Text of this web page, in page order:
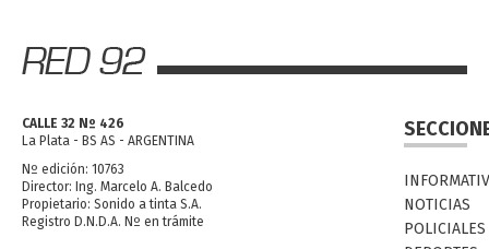
CALLE 32 Nº 426
La Plata - BS AS - ARGENTINA
Nº edición: 10763
Director: Ing. Marcelo A. Balcedo
Propietario: Sonido a tinta S.A.
Registro D.N.D.A. Nº en trámite
NOTICIAS
POLICIALES